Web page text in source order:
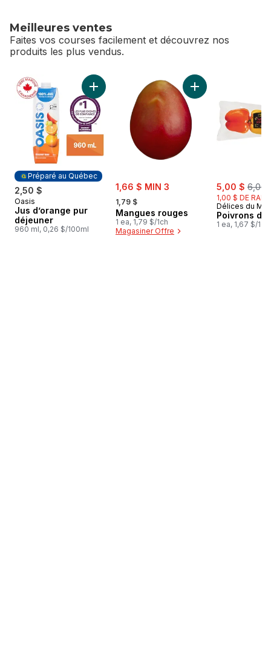
Meilleures ventes
Faites vos courses facilement et découvrez nos
produits les plus vendus.
sauter Meilleures ventes
Préparé au Québec
2,50 $
Préparé au Québec
Oasis
Jus d’orange pur
déjeuner
960 ml, 0,26 $/100ml
Ajouter Jus d’orange pur déjeuner au panier
sale:
1,66 $ MIN 3
, formerly:
1,79 $
Mangues rouges
1 ea, 1,79 $/1ch
Magasiner Offre
Ajouter Mangues
sale:
5,00 $ ,
6,00
1,00 $ DE
Délices du
Poivrons de
1 ea, 1,67 $/1ch